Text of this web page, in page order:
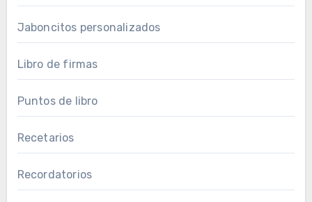
Jaboncitos personalizados
Libro de firmas
Puntos de libro
Recetarios
Recordatorios